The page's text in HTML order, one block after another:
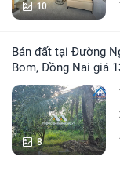
10
Bán đất tại Đường Nguyễn Hoàng, Xã Sông Trầu, Huyện Trảng
Bom, Đồng Nai giá
8